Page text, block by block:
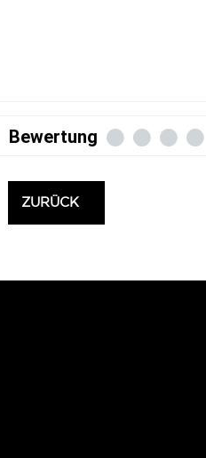
Bewertung
ZURÜCK